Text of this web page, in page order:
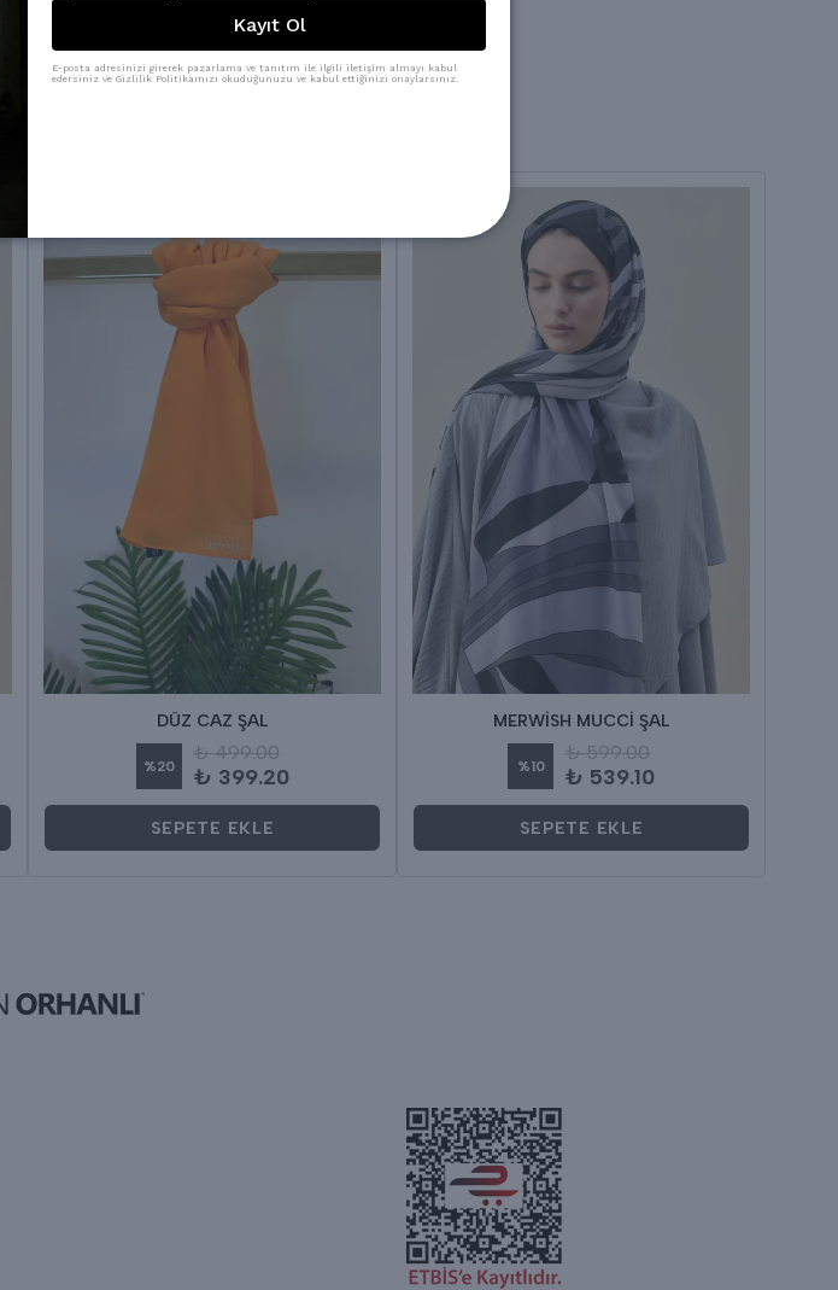
DÜZ CAZ ŞAL
%20
₺ 499.00
₺ 399.20
SEPETE EKLE
MERWİSH MUCCİ ŞAL
%10
₺ 599.00
₺ 539.10
SEPETE EKLE
Kayıt Ol
E-posta adresinizi girerek pazarlama ve tanıtım ile ilgili iletişim almayı kabul
edersiniz ve Gizlilik Politikamızı okuduğunuzu ve kabul ettiğinizi onaylarsınız.